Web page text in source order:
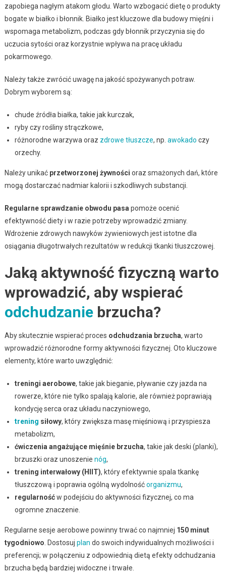
zapobiega nagłym atakom głodu. Warto wzbogacić dietę o produkty
bogate w białko i błonnik. Białko jest kluczowe dla budowy mięśni i
wspomaga metabolizm, podczas gdy błonnik przyczynia się do
uczucia sytości oraz korzystnie wpływa na pracę układu
pokarmowego.
Należy także zwrócić uwagę na jakość spożywanych potraw.
Dobrym wyborem są:
chude źródła białka, takie jak kurczak,
ryby czy rośliny strączkowe,
różnorodne warzywa oraz zdrowe tłuszcze, np. awokado czy
orzechy.
Należy unikać przetworzonej żywności oraz smażonych dań, które
mogą dostarczać nadmiar kalorii i szkodliwych substancji.
Regularne sprawdzanie obwodu pasa pomoże ocenić
efektywność diety i w razie potrzeby wprowadzić zmiany.
Wdrożenie zdrowych nawyków żywieniowych jest istotne dla
osiągania długotrwałych rezultatów w redukcji tkanki tłuszczowej.
Jaką aktywność fizyczną warto
wprowadzić, aby wspierać
odchudzaniebrzucha?
Aby skutecznie wspierać proces odchudzania brzucha, warto
wprowadzić różnorodne formy aktywności fizycznej. Oto kluczowe
elementy, które warto uwzględnić:
treningi aerobowe, takie jak bieganie, pływanie czy jazda na
rowerze, które nie tylko spalają kalorie, ale również poprawiają
kondycję serca oraz układu naczyniowego,
trening siłowy, który zwiększa masę mięśniową i przyspiesza
metabolizm,
ćwiczenia angażujące mięśnie brzucha, takie jak deski (planki),
brzuszki oraz unoszenie nóg,
trening interwałowy (HIIT), który efektywnie spala tkankę
tłuszczową i poprawia ogólną wydolnośćorganizmu,
regularnośćw podejściu do aktywności fizycznej, co ma
ogromne znaczenie.
Regularne sesje aerobowe powinny trwać co najmniej 150 minut
tygodniowo . Dostosuj plan do swoich indywidualnych możliwości i
preferencji; w połączeniu z odpowiednią dietą efekty odchudzania
brzucha będą bardziej widoczne i trwałe.